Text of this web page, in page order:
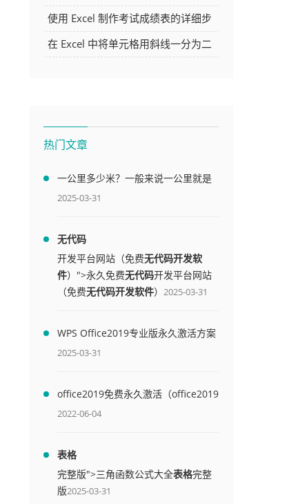
使用 Excel 制作考试成绩表的详细步
骤及技巧
在 Excel 中将单元格用斜线一分为二
热门文章
一公里多少米？一般来说一公里就是
1000米
2025-03-31
无代码
开发平台网站（免费无代码开发软
件）">永久免费无代码开发平台网站
（免费无代码开发软件） 2025-03-31
WPS Office2019专业版永久激活方案
(附终身授权序列号)
2025-03-31
office2019免费永久激活（office2019
免费永久激活码）
2022-06-04
表格
完整版">三角函数公式大全表格完整
版2025-03-31